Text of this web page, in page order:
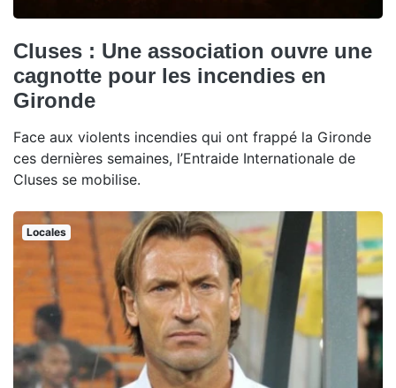
Cluses : Une association ouvre une
cagnotte pour les incendies en
Gironde
Face aux violents incendies qui ont frappé la Gironde
ces dernières semaines, l’Entraide Internationale de
Cluses se mobilise.
Locales